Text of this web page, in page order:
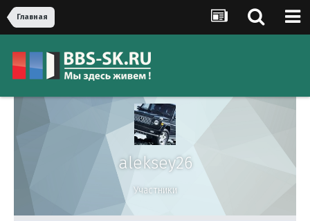
Главная
aleksey26
Участники